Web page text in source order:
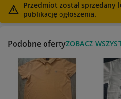
Przedmiot został sprzedany
publikację ogłoszenia.
Podobne ofertyZOBACZ